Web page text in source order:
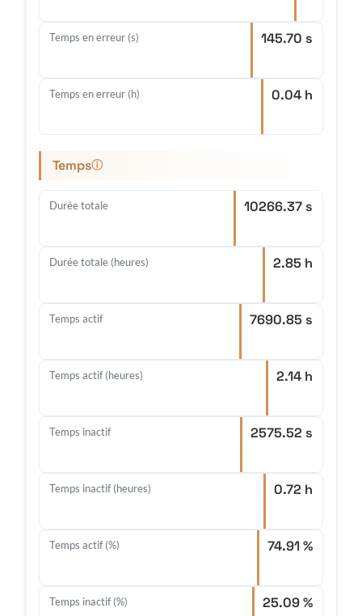
Temps en erreur (s) 145.70 s
Temps en erreur (h) 0.04 h
Tempsⓘ
Durée totale 10266.37 s
Durée totale (heures) 2.85 h
Temps actif 7690.85 s
Temps actif (heures) 2.14 h
Temps inactif 2575.52 s
Temps inactif (heures) 0.72 h
Temps actif (%) 74.91 %
Temps inactif (%) 25.09 %